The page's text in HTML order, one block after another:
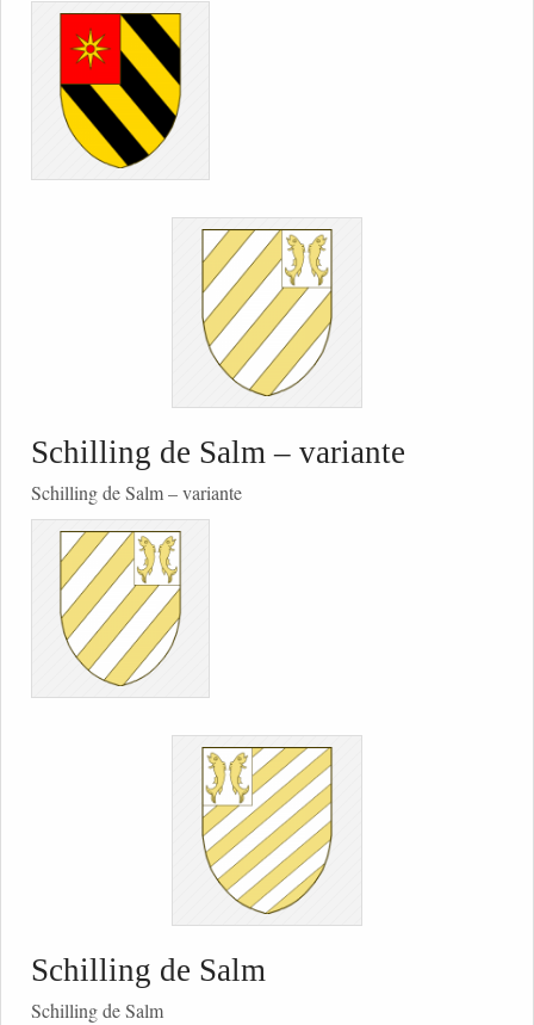
Schilling de Salm – variante
Schilling de Salm – variante
Schilling de Salm
Schilling de Salm